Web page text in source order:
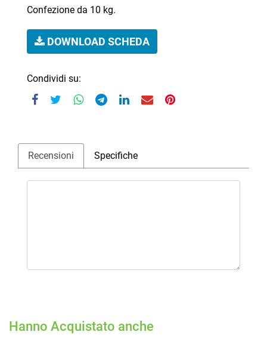
Confezione da 10 kg.
DOWNLOAD SCHEDA
Condividi su:
Recensioni Specifiche
Hanno Acquistato anche